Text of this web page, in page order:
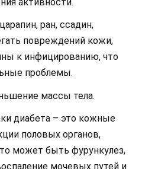
ран, ссадин,
повреждений кожи,
к инфицированию, что
проблемы.
массы тела.
диабета – это кожные
половых органов,
может быть фурункулез,
мочевых путей и